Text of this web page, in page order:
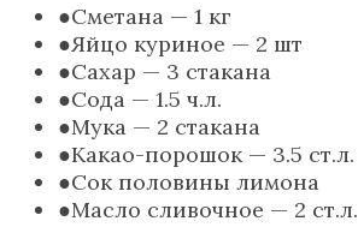
Сметана — 1 кг
Яйцо куриное — 2 шт
Сахар — 3 стакана
Сода — 1.5 ч.л.
Мука — 2 стакана
Какао-порошок — 3.5 ст.л.
Сок половины лимона
Масло сливочное — 2 ст.л.